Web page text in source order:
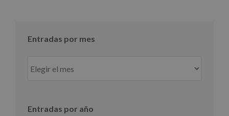
Entradas por mes
por
Entradas por año